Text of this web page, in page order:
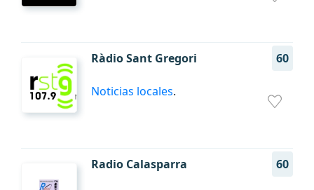
Ràdio Sant Gregori 60
Noticias locales.
Radio Calasparra 60